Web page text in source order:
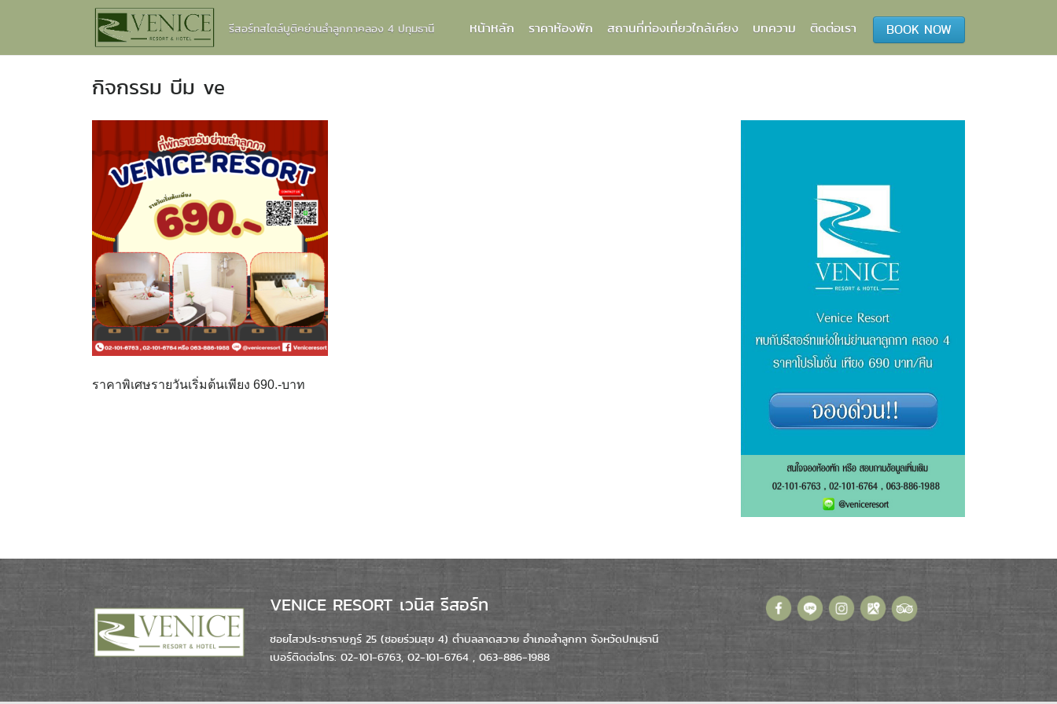
รีสอร์ทสไตล์บูติคย่านลำลูกกาคลอง 4 ปทุมธานี BOOK NOW
หน้าหลัก ราคาห้องพัก สถานที่ท่องเที่ยวใกล้เคียง บทความ ติดต่อเรา
กิจกรรม บีม ve
ราคาพิเศษรายวันเริ่มต้นเพียง 690.-บาท
VENICE RESORT เวนิส รีสอร์ท
ซอยไสวประชาราษฎร์ 25 (ซอยร่วมสุข 4) ตำบลลาดสวาย อำเภอลำลูกกา จังหวัดปทมุธานี
เบอร์ติดต่อโทร: 02-101-6763, 02-101-6764 , 063-886-1988